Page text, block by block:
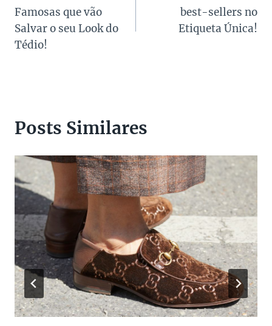
Post
Famosas que vão
Salvar o seu Look do
Tédio!
best-sellers no
Etiqueta Única!
Posts Similares